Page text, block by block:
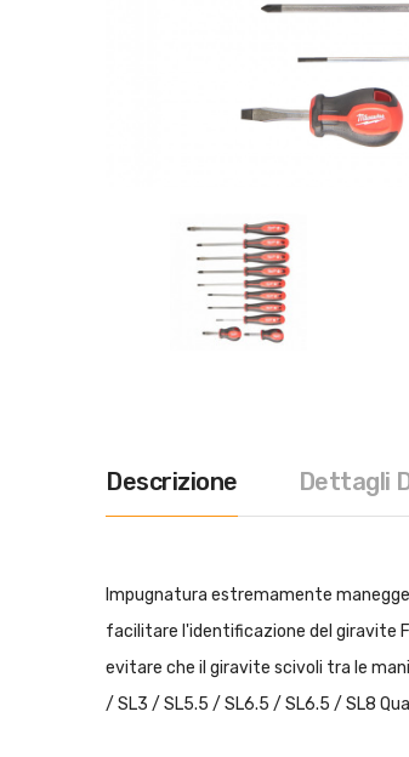
Descrizione Dettagli
Impugnatura estremamente
facilitare l'identificazione del giravite
evitare che il giravite scivoli tra le
/ SL3 / SL5.5 / SL6.5 / SL6.5 / SL8